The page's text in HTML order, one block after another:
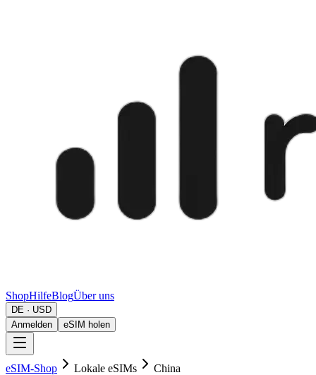
ShopHilfeBlogÜber uns
DE · USD
Anmelden
eSIM holen
eSIM-Shop Lokale eSIMs China